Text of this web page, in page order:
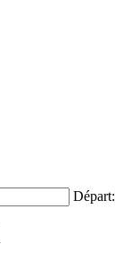
Départ: